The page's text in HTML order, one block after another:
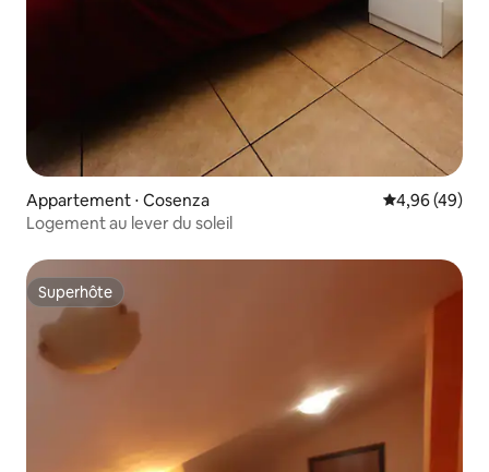
Appartement ⋅ Cosenza Évaluation
4,96 (49)
Logement au lever du soleil
Superhôte
Superhôte